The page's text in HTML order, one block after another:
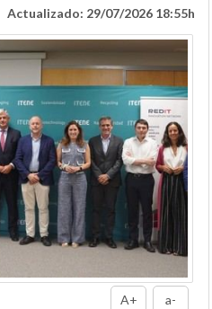
Actualizado: 29/07/2026 18:55h
A+ a-